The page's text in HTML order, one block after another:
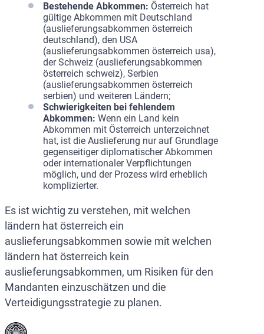
Bestehende Abkommen: Österreich hat
gültige Abkommen mit Deutschland
(auslieferungsabkommen österreich
deutschland), den USA
(auslieferungsabkommen österreich usa),
der Schweiz (auslieferungsabkommen
österreich schweiz), Serbien
(auslieferungsabkommen österreich
serbien) und weiteren Ländern;
Schwierigkeiten bei fehlendem
Abkommen: Wenn ein Land kein
Abkommen mit Österreich unterzeichnet
hat, ist die Auslieferung nur auf Grundlage
gegenseitiger diplomatischer Abkommen
oder internationaler Verpflichtungen
möglich, und der Prozess wird erheblich
komplizierter.
Es ist wichtig zu verstehen, mit welchen
ländern hat österreich ein
auslieferungsabkommen sowie mit welchen
ländern hat österreich kein
auslieferungsabkommen, um Risiken für den
Mandanten einzuschätzen und die
Verteidigungsstrategie zu planen.